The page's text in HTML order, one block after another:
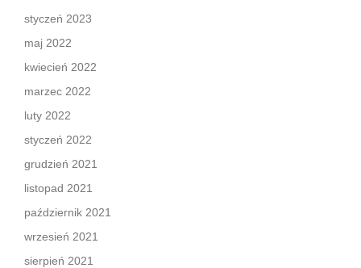
styczeń 2023
maj 2022
kwiecień 2022
marzec 2022
luty 2022
styczeń 2022
grudzień 2021
listopad 2021
październik 2021
wrzesień 2021
sierpień 2021